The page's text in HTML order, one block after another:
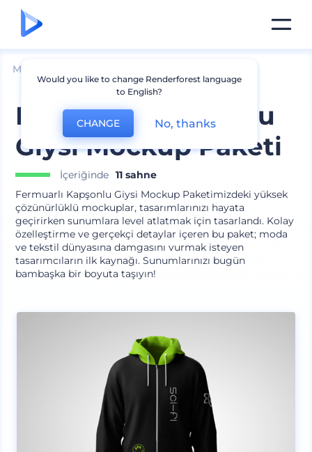
Mockuplar
Fermuarlı Kapşonlu
Giysi Mockup Paketi
İçeriğinde 11 sahne
Fermuarlı Kapşonlu Giysi Mockup Paketimizdeki yüksek
çözünürlüklü mockuplar, tasarımlarınızı hayata
geçirirken sunumlara level atlatmak için tasarlandı. Kolay
özelleştirme ve gerçekçi detaylar içeren bu paket; moda
ve tekstil dünyasına damgasını vurmak isteyen
tasarımcıların ilk kaynağı. Sunumlarınızı bugün
bambaşka bir boyuta taşıyın!
Would you like to change Renderforest language
to English?
CHANGE No, thanks